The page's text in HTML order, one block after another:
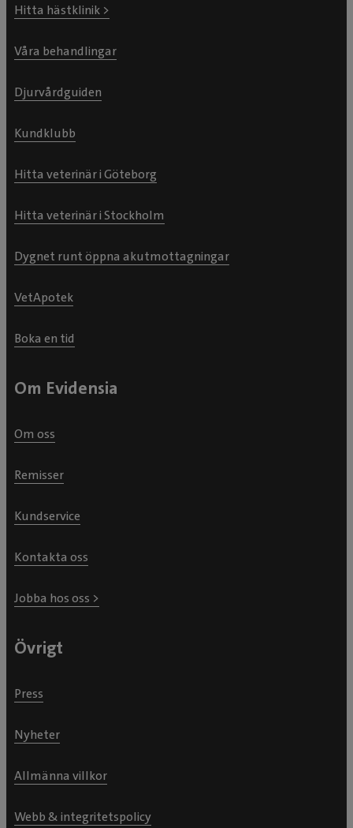
Hitta hästklinik >
Våra behandlingar
Djurvårdguiden
Kundklubb
Hitta veterinär i Göteborg
Hitta veterinär i Stockholm
Dygnet runt öppna akutmottagningar
VetApotek
Boka en tid
Om Evidensia
Om oss
Remisser
Kundservice
Kontakta oss
Jobba hos oss >
Övrigt
Press
Nyheter
Allmänna villkor
Webb & integritetspolicy